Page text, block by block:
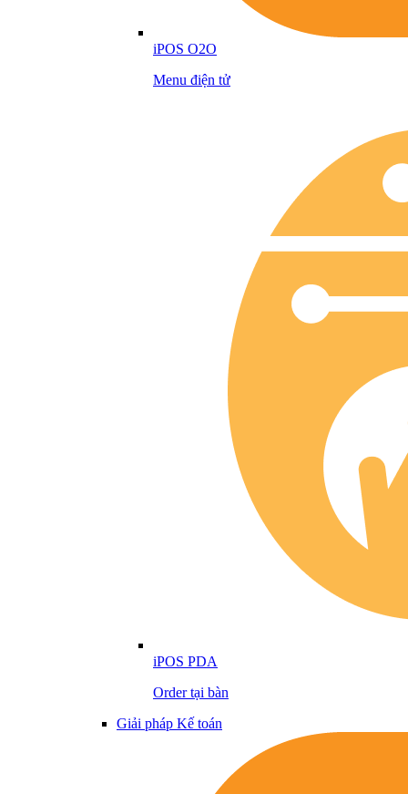
iPOS O2O
Menu điện tử
iPOS PDA
Order tại bàn
Giải pháp Kế toán